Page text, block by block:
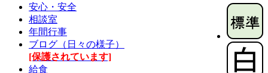
安心・安全
相談室
年間行事
ブログ（日々の様子）
[保護されています]
給食